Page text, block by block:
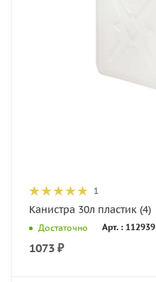
1
Канистра 30л пластик (4)
Достаточно Арт. : 112939
1073 ₽